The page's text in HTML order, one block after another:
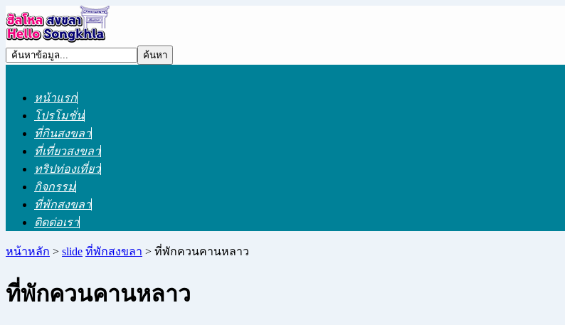
หน้าแรก
โปรโมชั่น
ที่กินสงขลา
ที่เที่ยวสงขลา
ทริปท่องเที่ยว
กิจกรรม
ที่พักสงขลา
ติดต่อเรา
หน้าหลัก > slide ที่พักสงขลา > ที่พักควนคานหลาว
ที่พักควนคานหลาว